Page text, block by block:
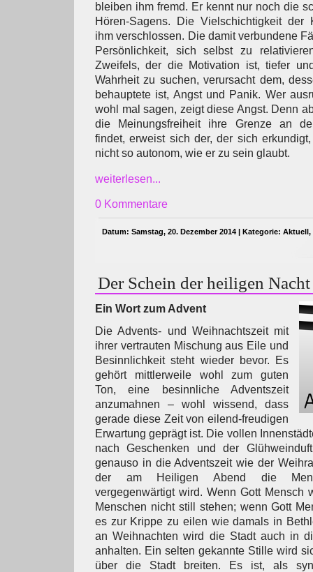
bleiben ihm fremd. Er kennt nur noch die
Hören-Sagens. Die Vielschichtigkeit der
ihm verschlossen. Die damit verbundene
Persönlichkeit, sich selbst zu
Zweifels, der die Motivation ist, tiefer
Wahrheit zu suchen, verursacht dem,
behauptete ist, Angst und Panik. Wer
wohl mal sagen, zeigt diese Angst. Denn
die Meinungsfreiheit ihre Grenze an
findet, erweist sich der, der sich
nicht so autonom, wie er zu sein glaubt.
weiterlesen...
0 Kommentare
Datum: Samstag, 20. Dezember 2014 | Kategorie: Aktuell,
Der Schein der heiligen Nacht
Ein Wort zum Advent
Die Advents- und Weihnachtszeit mit
ihrer vertrauten Mischung aus Eile und
Besinnlichkeit steht wieder bevor. Es
gehört mittlerweile wohl zum guten
Ton, eine besinnliche Adventszeit
anzumahnen – wohl wissend, dass
gerade diese Zeit von eilend-freudigen
Erwartung geprägt ist. Die vollen
nach Geschenken und der
genauso in die Adventszeit wie der
der am Heiligen Abend die
vergegenwärtigt wird. Wenn Gott Mensch
Menschen nicht still stehen; wenn Gott
es zur Krippe zu eilen wie damals in
an Weihnachten wird die Stadt auch in
anhalten. Ein selten gekannte Stille wird
über die Stadt breiten. Es ist, als